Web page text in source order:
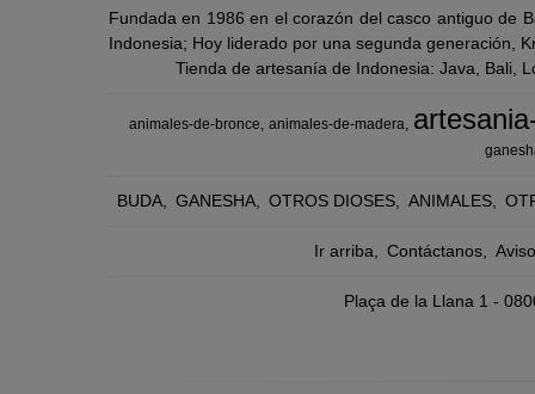
Fundada en 1986 en el corazón del casco antiguo de
Indonesia; Hoy liderado por una segunda generación,
Tienda de artesanía de Indonesia: Java, Bali,
animales-de-bronce animales-de-madera
BUDA GANESHA OTROS DIOSES ANIMALES
Ir arriba Contáctanos
Plaça de la Llana 1 -